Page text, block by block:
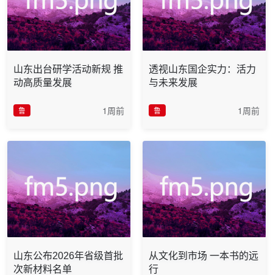
山东出台研学活动新规 推
动高质量发展
鲁 1周前
透视山东国企实力：活力
与未来发展
鲁 1周前
山东公布2026年省级首批
次新材料名单
从文化到市场 一本书的远
行